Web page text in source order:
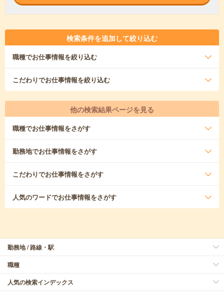
検索条件を追加して絞り込む
職種でお仕事情報を絞り込む
こだわりでお仕事情報を絞り込む
他の検索結果ページを見る
職種でお仕事情報をさがす
勤務地でお仕事情報をさがす
こだわりでお仕事情報をさがす
人気のワードでお仕事情報をさがす
勤務地 / 路線・駅
職種
人気の検索インデックス